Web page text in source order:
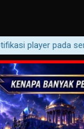
pada semua